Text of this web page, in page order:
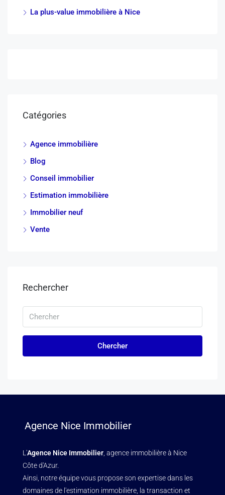
La plus-value immobilière à Nice
Catégories
Agence immobilière
Blog
Conseil immobilier
Estimation immobilière
Immobilier neuf
Vente
Rechercher
Chercher
Agence Nice Immobilier
L'Agence Nice Immobilier , agence immobilière à Nice
Côte d'Azur.
Ainsi, notre équipe vous propose son expertise dans les
domaines de l'estimation immobilière, la transaction et